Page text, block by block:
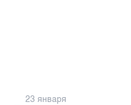
23 января